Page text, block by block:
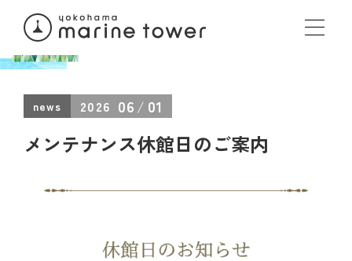
news 2026 06 01
メンテナンス休館日のご案内